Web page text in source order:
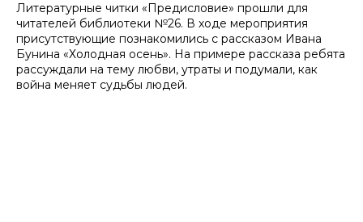
Литературные читки «Предисловие» прошли для
читателей библиотеки №26. В ходе мероприятия
присутствующие познакомились с рассказом Ивана
Бунина «Холодная осень». На примере рассказа ребята
рассуждали на тему любви, утраты и подумали, как
война меняет судьбы людей.